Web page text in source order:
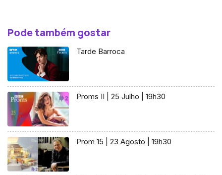
Pode também gostar
Tarde Barroca
Proms II | 25 Julho | 19h30
Prom 15 | 23 Agosto | 19h30